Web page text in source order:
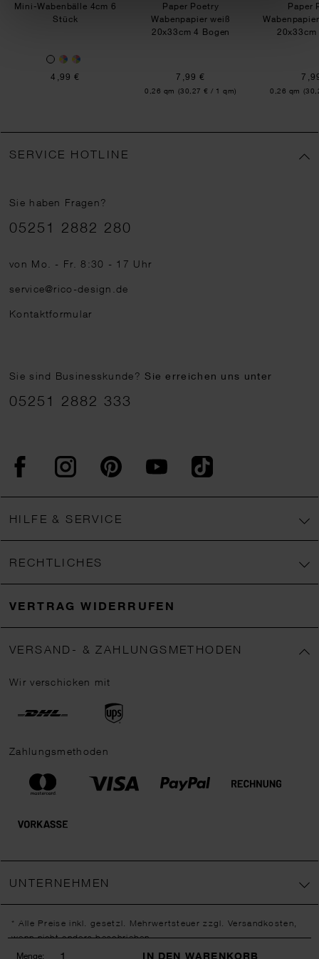
Menge: IN DEN WARENKORB
Mini-Wabenbälle 4cm 6
Stück
4,99 €
Paper Poetry
Wabenpapier weiß
20x33cm 4 Bogen
7,99 €
Inhalt:
0,26 qm (30,27 € / 1 qm)
Paper
20x33cm
Inhalt:
0,26 qm
SERVICE HOTLINE
Sie haben Fragen?
Telefonnummer
05251 2882 280
von Mo. - Fr. 8:30 - 17 Uhr
service@rico-design.de
Kontaktformular
Sie sind Businesskunde?Sie erreichen uns unter
05251 2882 333
FacebookInstagram PinterestYouTubeTikTok
HILFE & SERVICE
RECHTLICHES
VERTRAG WIDERRUFEN
VERSAND- & ZAHLUNGSMETHODEN
Wir verschicken mit
Zahlungsmethoden
UNTERNEHMEN
* Alle Preise inkl. gesetzl. Mehrwertsteuer zzgl.Versandkosten,
wenn nicht anders beschrieben.
** Jede:r Abonnent:in erhält bei erstmaliger Anmeldung für unseren